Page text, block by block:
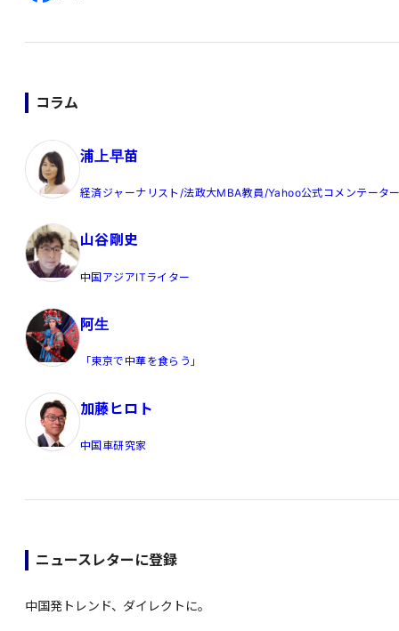
コラム
浦上早苗
経済ジャーナリスト/法政大MBA教員/Yahoo公式コメンテータ
山谷剛史
中国アジアITライター
阿生
「東京で中華を食らう」
加藤ヒロト
中国車研究家
ニュースレターに登録
中国発トレンド、ダイレクトに。